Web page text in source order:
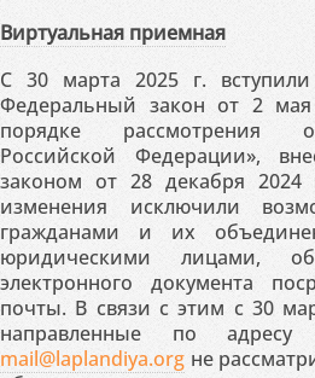
Виртуальная приемная
С 30 марта 2025 г.
Федеральный закон от 2
порядке рассмотрения
Российской Федерации»,
законом от 28 декабря
изменения исключили
гражданами и их
юридическими лицами,
электронного документа
почты. В связи с этим с 30
направленные по адресу
mail@laplandiya.org не